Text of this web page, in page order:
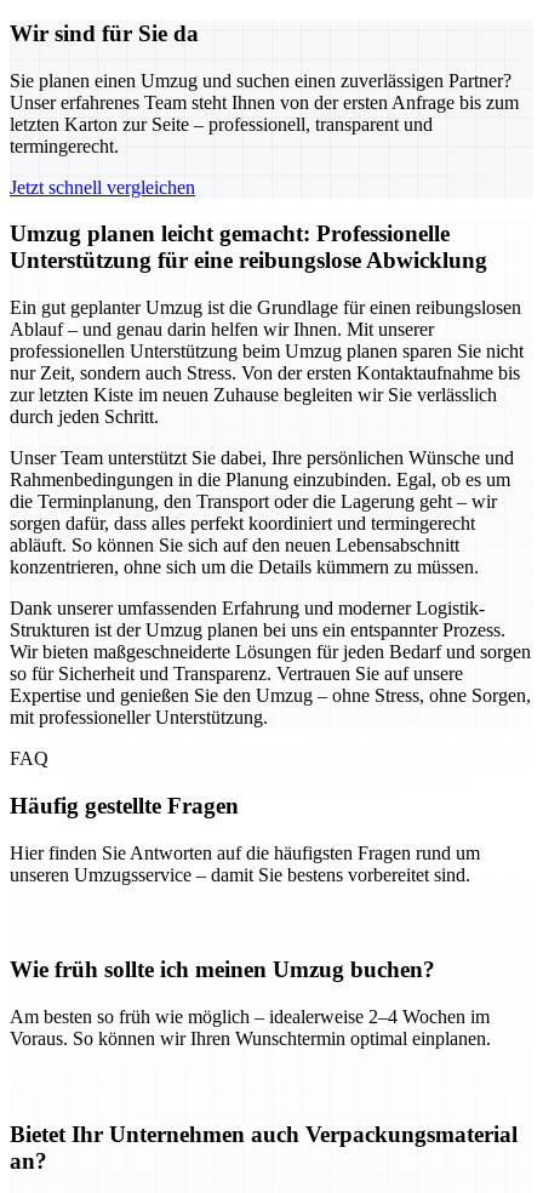
Wir sind für Sie da
Sie planen einen Umzug und suchen einen zuverlässigen Partner?
Unser erfahrenes Team steht Ihnen von der ersten Anfrage bis zum
letzten Karton zur Seite – professionell, transparent und
termingerecht.
Jetzt schnell vergleichen
Umzug planen leicht gemacht: Professionelle
Unterstützung für eine reibungslose Abwicklung
Ein gut geplanter Umzug ist die Grundlage für einen reibungslosen
Ablauf – und genau darin helfen wir Ihnen. Mit unserer
professionellen Unterstützung beim Umzug planen sparen Sie nicht
nur Zeit, sondern auch Stress. Von der ersten Kontaktaufnahme bis
zur letzten Kiste im neuen Zuhause begleiten wir Sie verlässlich
durch jeden Schritt.
Unser Team unterstützt Sie dabei, Ihre persönlichen Wünsche und
Rahmenbedingungen in die Planung einzubinden. Egal, ob es um
die Terminplanung, den Transport oder die Lagerung geht – wir
sorgen dafür, dass alles perfekt koordiniert und termingerecht
abläuft. So können Sie sich auf den neuen Lebensabschnitt
konzentrieren, ohne sich um die Details kümmern zu müssen.
Dank unserer umfassenden Erfahrung und moderner Logistik-
Strukturen ist der Umzug planen bei uns ein entspannter Prozess.
Wir bieten maßgeschneiderte Lösungen für jeden Bedarf und sorgen
so für Sicherheit und Transparenz. Vertrauen Sie auf unsere
Expertise und genießen Sie den Umzug – ohne Stress, ohne Sorgen,
mit professioneller Unterstützung.
FAQ
Häufig gestellte Fragen
Hier finden Sie Antworten auf die häufigsten Fragen rund um
unseren Umzugsservice – damit Sie bestens vorbereitet sind.
Wie früh sollte ich meinen Umzug buchen?
Am besten so früh wie möglich – idealerweise 2–4 Wochen im
Voraus. So können wir Ihren Wunschtermin optimal einplanen.
Bietet Ihr Unternehmen auch Verpackungsmaterial
an?